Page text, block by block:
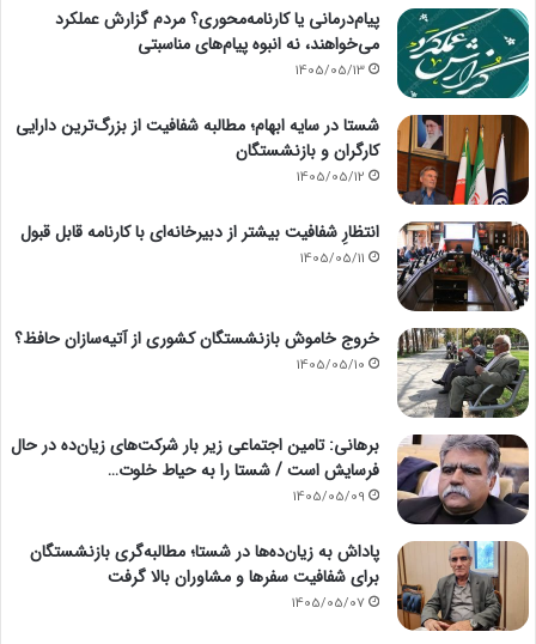
پیام‌درمانی یا کارنامه‌محوری؟ مردم گزارش عملکرد
می‌خواهند، نه انبوه پیام‌های مناسبتی
1405/05/13
شستا در سایه ابهام؛ مطالبه شفافیت از بزرگ‌ترین دارایی
کارگران و بازنشستگان
1405/05/12
انتظارِ شفافیت بیشتر از دبیرخانه‌ای با کارنامه قابل قبول
1405/05/11
خروج خاموش بازنشستگان کشوری از آتیه‌سازان حافظ؟
1405/05/10
برهانی: تامین اجتماعی زیر بار شرکت‌های زیان‌ده در حال
فرسایش است / شستا را به حیاط خلوت…
1405/05/09
پاداش به زیان‌ده‌ها در شستا؛ مطالبه‌گری بازنشستگان
برای شفافیت سفرها و مشاوران بالا گرفت
1405/05/07